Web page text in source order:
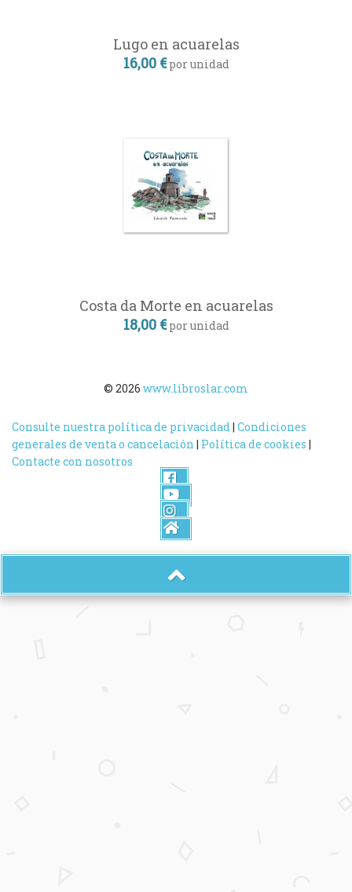
Lugo en acuarelas
16,00 € por unidad
Costa da Morte en acuarelas
18,00 € por unidad
© 2026 www.libroslar.com
Consulte nuestra política de privacidad | Condiciones
generales de venta o cancelación | Política de cookies |
Contacte con nosotros